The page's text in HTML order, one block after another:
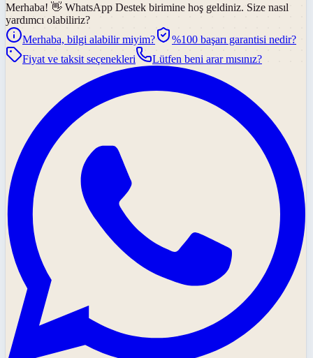
Merhaba! 👋 WhatsApp Destek birimine hoş geldiniz. Size nasıl
yardımcı olabiliriz?
Merhaba, bilgi alabilir miyim?
%100 başarı garantisi nedir?
Fiyat ve taksit seçenekleri
Lütfen beni arar mısınız?